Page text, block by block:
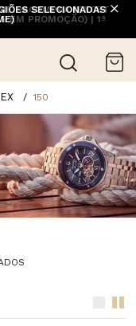
(EXCETO
EM PROMOÇÃO) | 1ª
SELECIONADAS
150